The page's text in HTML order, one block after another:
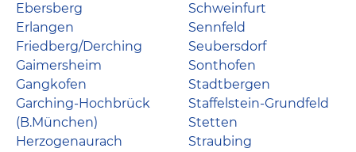
Ebersberg
Erlangen
Friedberg/Derching
Gaimersheim
Gangkofen
Garching-Hochbrück
(B.München)
Herzogenaurach
Schweinfurt
Sennfeld
Seubersdorf
Sonthofen
Stadtbergen
Staffelstein-Grundfeld
Stetten
Straubing